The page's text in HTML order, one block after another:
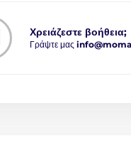
Χρειάζεστε βοήθεια;
Γράψτε μας